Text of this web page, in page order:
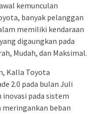
kemunculan
banyak pelanggan
memiliki kendaraan
digaungkan pada
Mudah, dan Maksimal.
Kalla Toyota
2.0 pada bulan Juli
inovasi pada sistem
beban